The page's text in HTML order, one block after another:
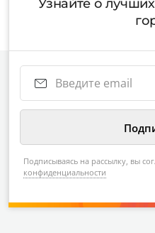
Узнайте о
Подписываясь на рассылку, вы
конфиденциальности